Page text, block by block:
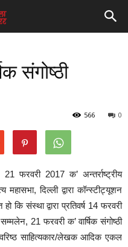
संगोष्ठी
0
566
21 फरवरी 2017 क’ अन्तर्राष्ट्रीय
महासभा, दिल्ली द्वारा कॉन्स्टीट्यूशन
कि संस्था द्वारा प्रतिवर्ष 14 फरवरी
21 फरवरी क’ वार्षिक संगोष्ठी
साहित्यकार/लेखक आदिक एकल